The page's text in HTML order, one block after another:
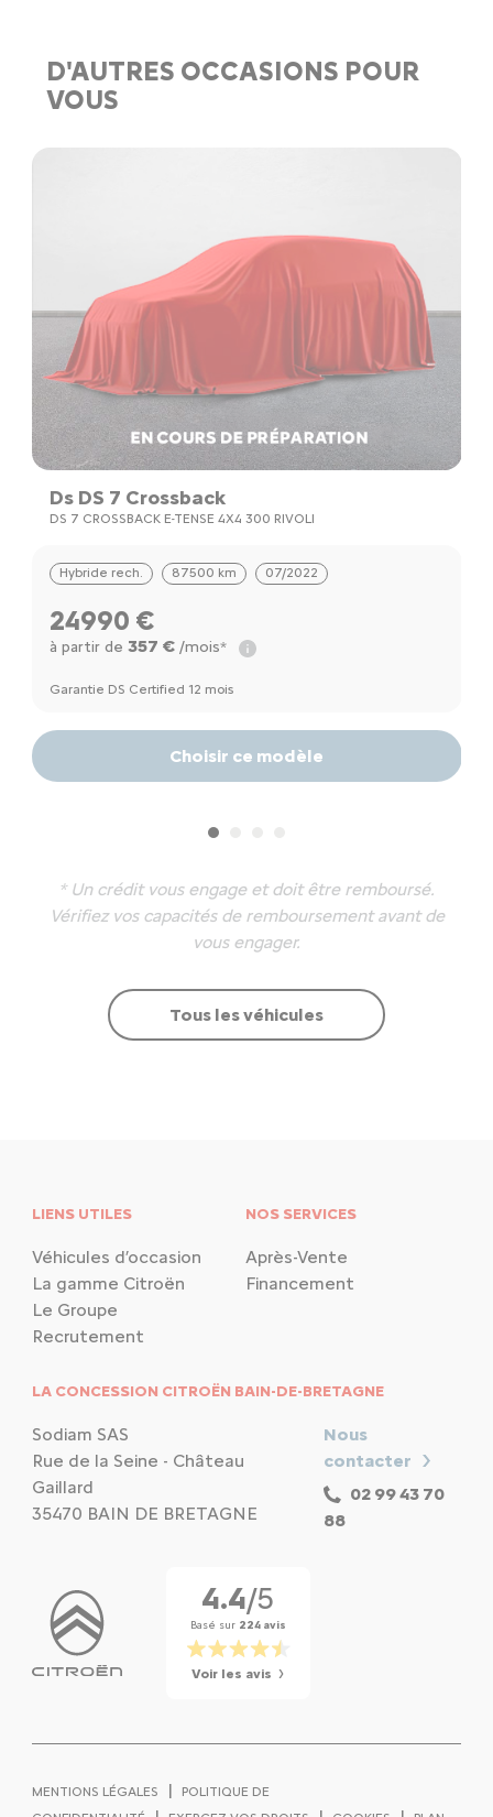
D'AUTRES OCCASIONS POUR
VOUS
Ds DS 7 Crossback
DS 7 CROSSBACK E-TENSE 4X4 300 RIVOLI
Hybride rech. 87500 km 07/2022
24990 €
à partir de 357 €/mois*
Garantie DS Certified 12 mois
Choisir ce modèle
* Un crédit vous engage et doit être remboursé.
Vérifiez vos capacités de remboursement avant de
vous engager.
Tous les véhicules
LIENS UTILES
Véhicules d’occasion
La gamme Citroën
Le Groupe
Recrutement
NOS SERVICES
Après-Vente
Financement
LA CONCESSION CITROËN BAIN-DE-BRETAGNE
Sodiam SAS
Rue de la Seine - Château
Gaillard
35470 BAIN DE BRETAGNE
Nous
contacter
02 99 43 70
88
4.4/5
Basé sur 224 avis
Voir les avis
MENTIONS LÉGALES |
POLITIQUE DE